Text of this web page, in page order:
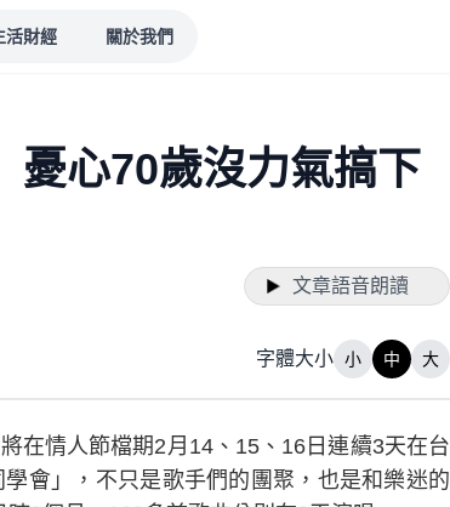
活財經 關於我們
心70歲沒力氣搞下
文章語音朗讀
字體大小 小 中 大
在情人節檔期2月14、15、16日連續3天在台
會」，不只是歌手們的團聚，也是和樂迷的